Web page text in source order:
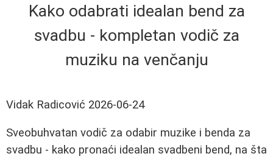
Kako odabrati idealan bend za
svadbu - kompletan vodič za
muziku na venčanju
Vidak Radicović 2026-06-24
Sveobuhvatan vodič za odabir muzike i benda za
svadbu - kako pronaći idealan svadbeni bend, na šta